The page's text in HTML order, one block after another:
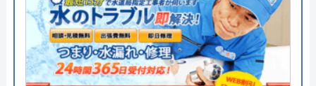
●保証・保険 ー
詳細は公式HPでご確認ください
アトム電器チェーンがおすすめの理由